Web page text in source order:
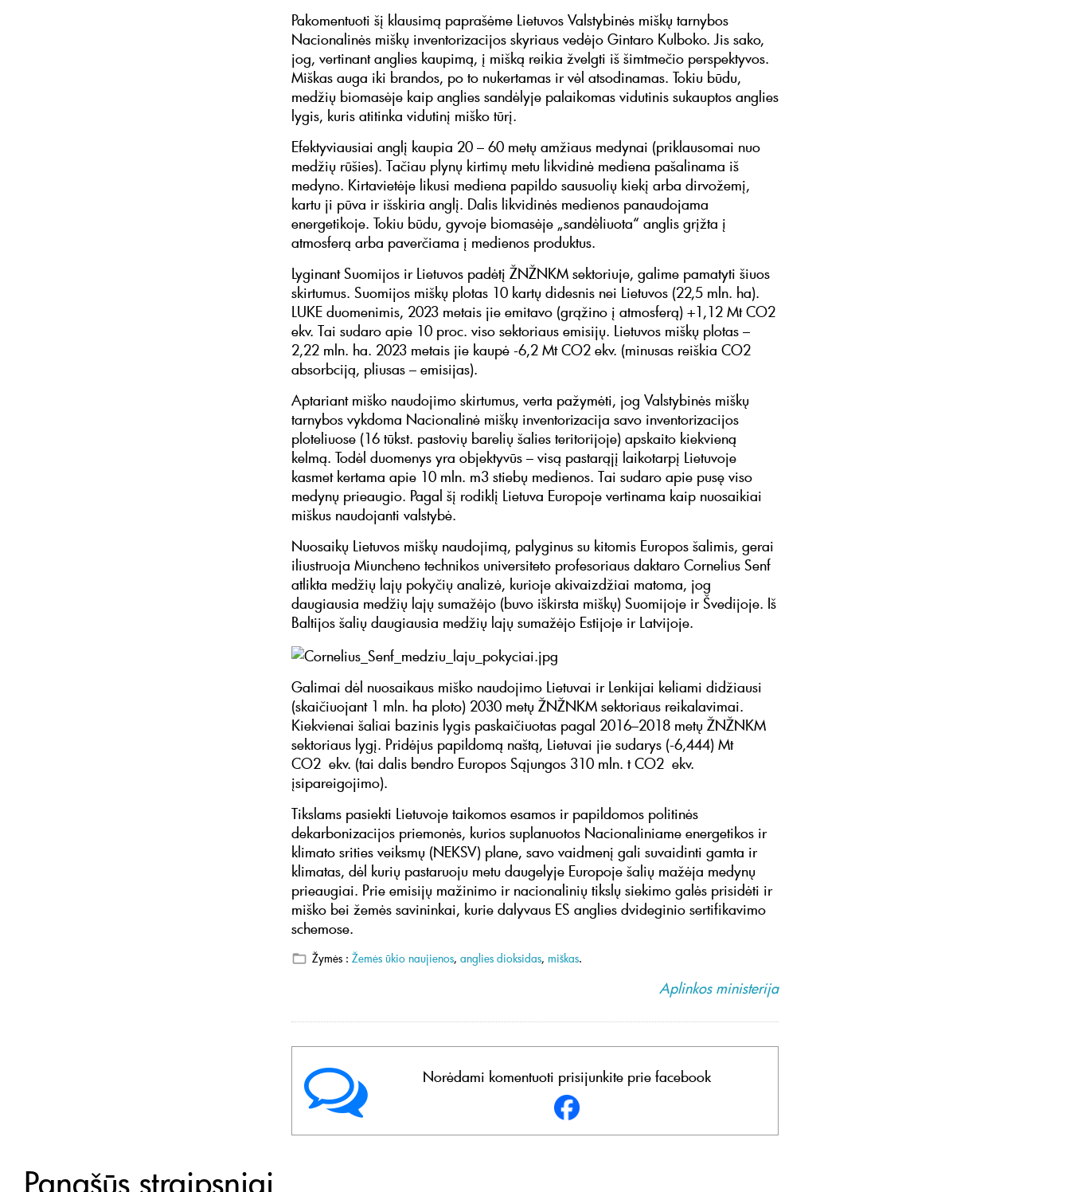
Pakomentuoti šį klausimą paprašėme Lietuvos Valstybinės miškų tarnybos
Nacionalinės miškų inventorizacijos skyriaus vedėjo Gintaro Kulboko. Jis sako,
jog, vertinant anglies kaupimą, į mišką reikia žvelgti iš šimtmečio perspektyvos.
Miškas auga iki brandos, po to nukertamas ir vėl atsodinamas. Tokiu būdu,
medžių biomasėje kaip anglies sandėlyje palaikomas vidutinis sukauptos anglies
lygis, kuris atitinka vidutinį miško tūrį.
Efektyviausiai anglį kaupia 20 – 60 metų amžiaus medynai (priklausomai nuo
medžių rūšies). Tačiau plynų kirtimų metu likvidinė mediena pašalinama iš
medyno. Kirtavietėje likusi mediena papildo sausuolių kiekį arba dirvožemį,
kartu ji pūva ir išskiria anglį. Dalis likvidinės medienos panaudojama
energetikoje. Tokiu būdu, gyvoje biomasėje „sandėliuota“ anglis grįžta į
atmosferą arba paverčiama į medienos produktus.
Lyginant Suomijos ir Lietuvos padėtį ŽNŽNKM sektoriuje, galime pamatyti šiuos
skirtumus. Suomijos miškų plotas 10 kartų didesnis nei Lietuvos (22,5 mln. ha).
LUKE duomenimis, 2023 metais jie emitavo (grąžino į atmosferą) +1,12 Mt CO2
ekv. Tai sudaro apie 10 proc. viso sektoriaus emisijų. Lietuvos miškų plotas –
2,22 mln. ha. 2023 metais jie kaupė -6,2 Mt CO2 ekv. (minusas reiškia CO2
absorbciją, pliusas – emisijas).
Aptariant miško naudojimo skirtumus, verta pažymėti, jog Valstybinės miškų
tarnybos vykdoma Nacionalinė miškų inventorizacija savo inventorizacijos
ploteliuose (16 tūkst. pastovių barelių šalies teritorijoje) apskaito kiekvieną
kelmą. Todėl duomenys yra objektyvūs – visą pastarąjį laikotarpį Lietuvoje
kasmet kertama apie 10 mln. m3 stiebų medienos. Tai sudaro apie pusę viso
medynų prieaugio. Pagal šį rodiklį Lietuva Europoje vertinama kaip nuosaikiai
miškus naudojanti valstybė.
Nuosaikų Lietuvos miškų naudojimą, palyginus su kitomis Europos šalimis, gerai
iliustruoja Miuncheno technikos universiteto profesoriaus daktaro Cornelius Senf
atlikta medžių lajų pokyčių analizė, kurioje akivaizdžiai matoma, jog
daugiausia medžių lajų sumažėjo (buvo iškirsta miškų) Suomijoje ir Švedijoje. Iš
Baltijos šalių daugiausia medžių lajų sumažėjo Estijoje ir Latvijoje.
Galimai dėl nuosaikaus miško naudojimo Lietuvai ir Lenkijai keliami didžiausi
(skaičiuojant 1 mln. ha ploto) 2030 metų ŽNŽNKM sektoriaus reikalavimai.
Kiekvienai šaliai bazinis lygis paskaičiuotas pagal 2016–2018 metų ŽNŽNKM
sektoriaus lygį. Pridėjus papildomą naštą, Lietuvai jie sudarys (-6,444) Mt
CO2 ekv. (tai dalis bendro Europos Sąjungos 310 mln. t CO2 ekv.
įsipareigojimo).
Tikslams pasiekti Lietuvoje taikomos esamos ir papildomos politinės
dekarbonizacijos priemonės, kurios suplanuotos Nacionaliniame energetikos ir
klimato srities veiksmų (NEKSV) plane, savo vaidmenį gali suvaidinti gamta ir
klimatas, dėl kurių pastaruoju metu daugelyje Europoje šalių mažėja medynų
prieaugiai. Prie emisijų mažinimo ir nacionalinių tikslų siekimo galės prisidėti ir
miško bei žemės savininkai, kurie dalyvaus ES anglies dvideginio sertifikavimo
schemose.
Žymės : Žemės ūkio naujienos, anglies dioksidas, miškas.
Aplinkos ministerija
Norėdami komentuoti prisijunkite prie facebook
Panašūs straipsniai